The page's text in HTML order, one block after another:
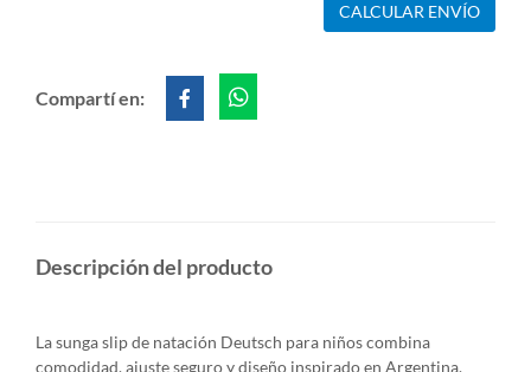
CALCULAR ENVÍO
Compartí en:
Descripción del producto
La sunga slip de natación Deutsch para niños combina
comodidad, ajuste seguro y diseño inspirado en Argentina,